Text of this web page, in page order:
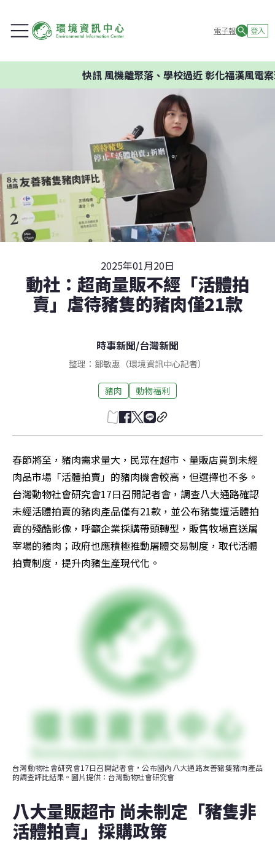
電子報 登入
風機離聚落、學校過近 彰化福漢風電案環委
2025年01月20日
動社：超商量販不經「活體拍
賣」虐待豬隻的豬肉僅21款
時事新聞/台灣新聞
整理：鄒敏惠（環境資訊中心記者）
豬肉 動物福利
春節將至，豬肉需求量大，民眾在超市、量販店買到未經
肉品市場「活體拍賣」的豬肉機會較高，但選擇也不多。
台灣動物社會研究會17日召開記者會，調查八大通路確認
未經活體拍賣的豬肉產品僅有21款，並公布豬隻遭活體拍
賣的殘酷影像，呼籲企業採購帶頭轉型，販售牧場直送屠
宰場的豬肉；政府也應積極推動屠體交易制度，取代活體
拍賣制度，提升肉豬生產現代化。
台灣動物社會研究會17日召開記者會，公布國內八大通路友善豬隻豬肉產品
的調查評比結果。圖片提供：台灣動物社會研究會
八大量販超市 尚未制定「豬隻非
活體拍賣」採購政策